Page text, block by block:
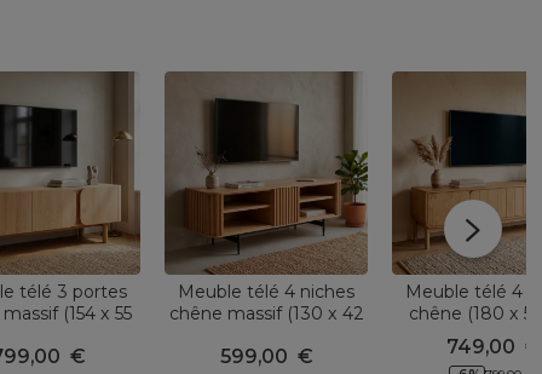
télé 3 portes
(154 x 55
€
Meuble télé 4 niches
chêne massif (130 x 42
599,00 €
Meuble télé 4
chêne (180 x 55
Tulum
749,00 €